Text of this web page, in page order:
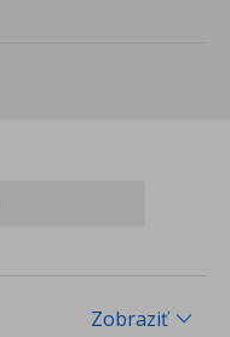
Zobraziť